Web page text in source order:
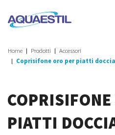
Home Prodotti
Accessori
Coprisifone oro per piatti doccia
PIATTI